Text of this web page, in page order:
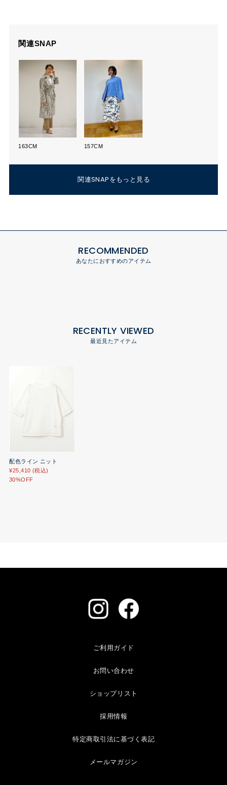
関連SNAP
163CM 157CM
関連SNAPをもっと見る
RECOMMENDED
あなたにおすすめのアイテム
RECENTLY VIEWED
最近見たアイテム
配色ライン ニット
¥25,410 (税込)
30%OFF
ご利用ガイド
お問い合わせ
ショップリスト
採用情報
特定商取引法に基づく表記
メールマガジン